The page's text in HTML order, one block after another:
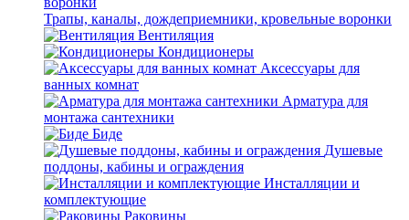
Трапы, каналы, дождеприемники, кровельные воронки
Вентиляция
Кондиционеры
Аксессуары для
ванных комнат
Арматура для
монтажа сантехники
Биде
Душевые
поддоны, кабины и ограждения
Инсталляции и
комплектующие
Раковины